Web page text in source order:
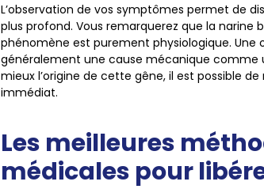
L’observation de vos symptômes permet de
plus profond. Vous remarquerez que la
phénomène est purement physiologique.
généralement une cause mécanique comme
mieux l’origine de cette gêne, il est possible
immédiat.
Les meilleures
médicales pour